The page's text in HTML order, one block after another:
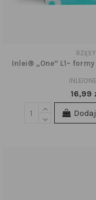
RZĘSY
Inlei® „One” L1–
16,99